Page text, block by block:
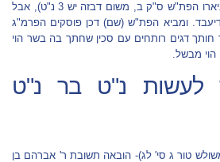
בדיעבד, זה דווקא בבישול (וביארו הפת"ש ס"ק ב, משום דבזה יש 3 נ"ט), אבל
ומביא הפת"ש (שם) דכן פוסקים הפרמ"ג
דגים רותחים עם סכין שחתך בה בשר הוי
הוי מבשל.
נ"ט בר נ"ט
טור ג סי' לג)- הובאה תשובת ר' אברהם בן